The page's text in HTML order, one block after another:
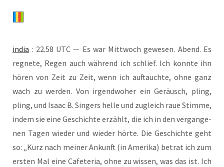
india : 22.58 UTC — Es war Mitt­woch gewe­sen. Abend. Es
reg­ne­te, Regen auch wäh­rend ich schlief. Ich konn­te ihn
hören von Zeit zu Zeit, wenn ich auf­tauch­te, ohne ganz
wach zu wer­den. Von irgend­wo­her ein Geräusch, pling,
pling, und Isaac B. Sin­gers hel­le und zugleich raue Stim­me,
indem sie eine Geschich­te erzählt, die ich in den ver­gan­ge­
nen Tagen wie­der und wie­der hör­te. Die Geschich­te geht
so: „Kurz nach mei­ner Ankunft (in Ame­ri­ka) betrat ich zum
ers­ten Mal eine Cafe­te­ria, ohne zu wis­sen, was das ist. Ich